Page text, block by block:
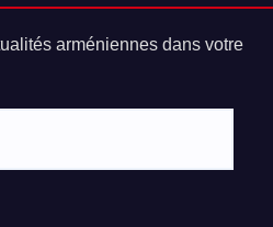
arméniennes dans votre